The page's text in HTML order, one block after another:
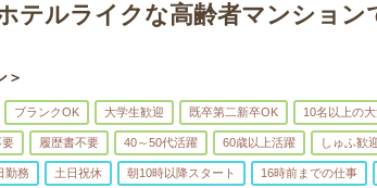
テルライクな高齢者マンション
＞
ブランクOK 大学生歓迎 既卒第二新卒OK 10名以上の
履歴書不要 40～50代活躍 60歳以上活躍 しゅふ歓
勤務 土日祝休 朝10時以降スタート 16時前までの仕事